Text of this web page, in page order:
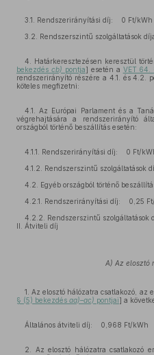
3.1. Rendszerirányítási díj: 0 Ft/kWh
3.2. Rendszerszintű szolgáltatások
4. Határkeresztezésen keresztül
bekezdés cb) pontja] esetén a VET 64.
rendszerirányító részére a 4.1. és 4.2.
köteles megfizetni:
4.1. Az Európai Parlament és a
végrehajtására a rendszerirányító
országból történő beszállítás esetén:
4.1.1. Rendszerirányítási díj: 0 Ft/
4.1.2. Rendszerszintű
4.2. Egyéb országból történő
4.2.1. Rendszerirányítási díj: 0,25
4.2.2. Rendszerszintű
II. Átviteli díj
A) Az elosztó
1. Az elosztó hálózatra csatlakozó, az
§ (5) bekezdés aa)–ac) pontjai] a
Általános átviteli díj: 0,968 Ft/kWh
2. Az elosztó hálózatra csatlakozó